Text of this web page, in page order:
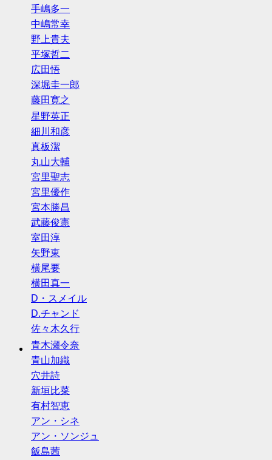
手嶋多一
中嶋常幸
野上貴夫
平塚哲二
広田悟
深堀圭一郎
藤田寛之
星野英正
細川和彦
真板潔
丸山大輔
宮里聖志
宮里優作
宮本勝昌
武藤俊憲
室田淳
矢野東
横尾要
横田真一
D・スメイル
D.チャンド
佐々木久行
青木瀬令奈
青山加織
穴井詩
新垣比菜
有村智恵
アン・シネ
アン・ソンジュ
飯島茜